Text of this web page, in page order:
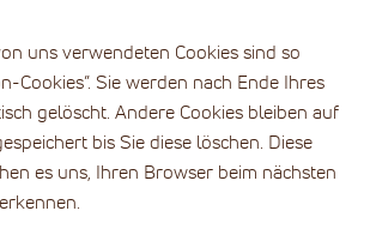
uns verwendeten Cookies sind so
Cookies”. Sie werden nach Ende Ihres
gelöscht. Andere Cookies bleiben auf
bis Sie diese löschen. Diese
es uns, Ihren Browser beim nächsten